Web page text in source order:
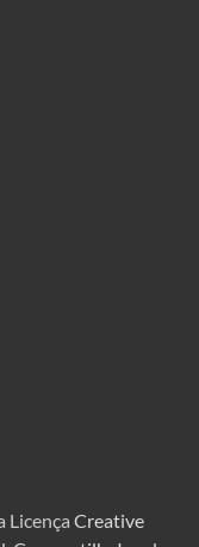
Licença Creative